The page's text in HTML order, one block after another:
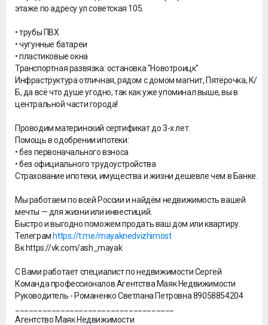
этаже по адресу ул советская 105.
• трубы ПВХ
• чугунные батареи
• пластиковые окна
Транспортная развязка: остановка "Новотроицк"
Инфраструктура отличная, рядом с домом магнит, Пятёрочка, К/
Б, да всё что душе угодно, так как уже упоминал выше, вы в
центральной части города!
Проводим материнский сертификат до 3-х лет.
Помощь в одобрении ипотеки:
• без первоначального взноса
• без официального трудоустройства
Страхование ипотеки, имущества и жизни дешевле чем в Банке.
Мы работаем по всей России и найдём недвижимость вашей
мечты — для жизни или инвестиций.
Быстро и выгодно поможем продать ваш дом или квартиру.
Телеграм https://t.me/mayaknedvizhimost
Вк https://vk.com/ash_mayak
С Вами работает специалист по недвижимости Сергей
Команда профессионалов Агентства Маяк Недвижимости
Руководитель - Романенко Светлана Петровна 89058854204
Агентство Маяк Недвижимости